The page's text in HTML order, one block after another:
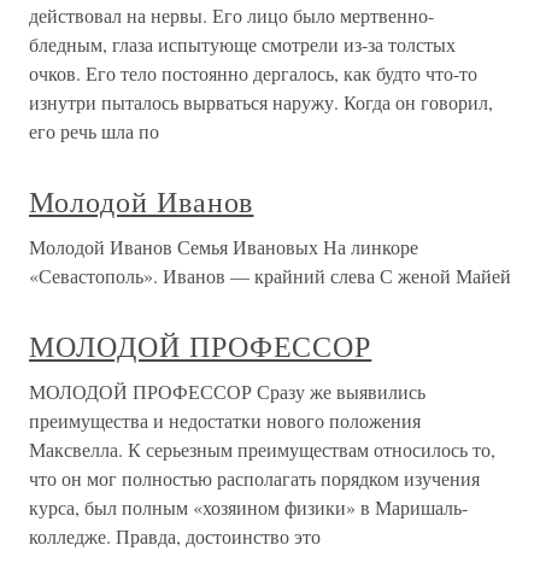
действовал на нервы. Его лицо было мертвенно-
бледным, глаза испытующе смотрели из-за толстых
очков. Его тело постоянно дергалось, как будто что-то
изнутри пыталось вырваться наружу. Когда он говорил,
его речь шла по
Молодой Иванов
Молодой Иванов Семья Ивановых На линкоре
«Севастополь». Иванов — крайний слева С женой Майей
МОЛОДОЙ ПРОФЕССОР
МОЛОДОЙ ПРОФЕССОР Сразу же выявились
преимущества и недостатки нового положения
Максвелла. К серьезным преимуществам относилось то,
что он мог полностью располагать порядком изучения
курса, был полным «хозяином физики» в Маришаль-
колледже. Правда, достоинство это